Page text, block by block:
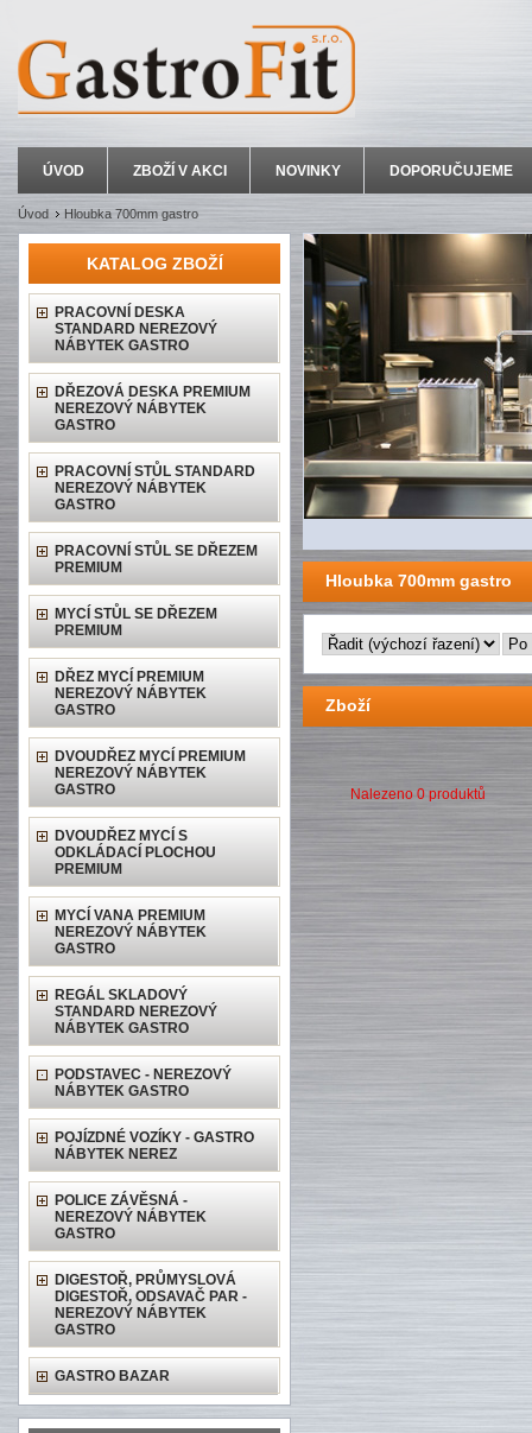
ÚVOD ZBOŽÍ V AKCI NOVINKY DOPORUČUJEME
Úvod Hloubka 700mm gastro
KATALOG ZBOŽÍ
PRACOVNÍ DESKA
STANDARD NEREZOVÝ
NÁBYTEK GASTRO
DŘEZOVÁ DESKA PREMIUM
NEREZOVÝ NÁBYTEK
GASTRO
PRACOVNÍ STŮL STANDARD
NEREZOVÝ NÁBYTEK
GASTRO
PRACOVNÍ STŮL SE DŘEZEM
PREMIUM
MYCÍ STŮL SE DŘEZEM
PREMIUM
DŘEZ MYCÍ PREMIUM
NEREZOVÝ NÁBYTEK
GASTRO
DVOUDŘEZ MYCÍ PREMIUM
NEREZOVÝ NÁBYTEK
GASTRO
DVOUDŘEZ MYCÍ S
ODKLÁDACÍ PLOCHOU
PREMIUM
MYCÍ VANA PREMIUM
NEREZOVÝ NÁBYTEK
GASTRO
REGÁL SKLADOVÝ
STANDARD NEREZOVÝ
NÁBYTEK GASTRO
PODSTAVEC - NEREZOVÝ
NÁBYTEK GASTRO
POJÍZDNÉ VOZÍKY - GASTRO
NÁBYTEK NEREZ
POLICE ZÁVĚSNÁ -
NEREZOVÝ NÁBYTEK
GASTRO
DIGESTOŘ, PRŮMYSLOVÁ
DIGESTOŘ, ODSAVAČ PAR -
NEREZOVÝ NÁBYTEK
GASTRO
GASTRO BAZAR
Hloubka 700mm gastro
Zboží
Nalezeno 0 produktů